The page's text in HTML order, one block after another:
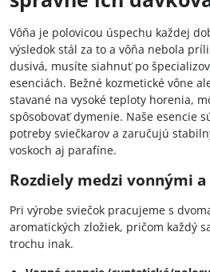
Vôňa je polovicou úspechu každej
výsledok stál za to a vôňa nebola
dusivá, musíte siahnuť po
esenciách. Bežné kozmetické vône
stavané na vysoké teploty horenia,
spôsobovať dymenie. Naše esencie
potreby sviečkarov a zaručujú
voskoch aj parafíne.
Rozdiely medzi vonnými
Pri výrobe sviečok pracujeme s
aromatických zložiek, pričom každý
trochu inak.